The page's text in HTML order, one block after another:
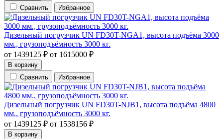
Сравнить
Избранное
Дизельный погрузчик UN FD30T-NGA1, высота подъёма 3000
мм., грузоподъёмность 3000 кг.
от 1439125 ₽ от 1615000 ₽
В корзину
Сравнить
Избранное
Дизельный погрузчик UN FD30T-NJB1, высота подъёма 4800
мм., грузоподъёмность 3000 кг.
от 1439125 ₽ от 1538156 ₽
В корзину